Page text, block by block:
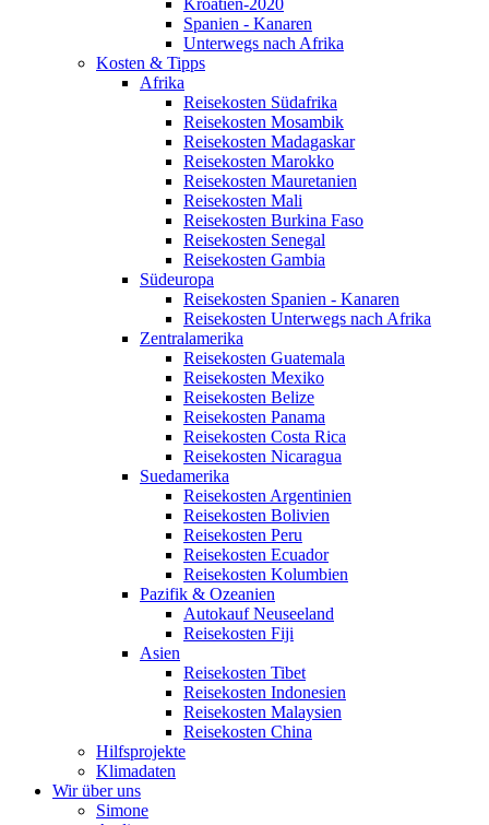
Kroatien-2020
Spanien - Kanaren
Unterwegs nach Afrika
Kosten & Tipps
Afrika
Reisekosten Südafrika
Reisekosten Mosambik
Reisekosten Madagaskar
Reisekosten Marokko
Reisekosten Mauretanien
Reisekosten Mali
Reisekosten Burkina Faso
Reisekosten Senegal
Reisekosten Gambia
Südeuropa
Reisekosten Spanien - Kanaren
Reisekosten Unterwegs nach Afrika
Zentralamerika
Reisekosten Guatemala
Reisekosten Mexiko
Reisekosten Belize
Reisekosten Panama
Reisekosten Costa Rica
Reisekosten Nicaragua
Suedamerika
Reisekosten Argentinien
Reisekosten Bolivien
Reisekosten Peru
Reisekosten Ecuador
Reisekosten Kolumbien
Pazifik & Ozeanien
Autokauf Neuseeland
Reisekosten Fiji
Asien
Reisekosten Tibet
Reisekosten Indonesien
Reisekosten Malaysien
Reisekosten China
Hilfsprojekte
Klimadaten
Wir über uns
Simone